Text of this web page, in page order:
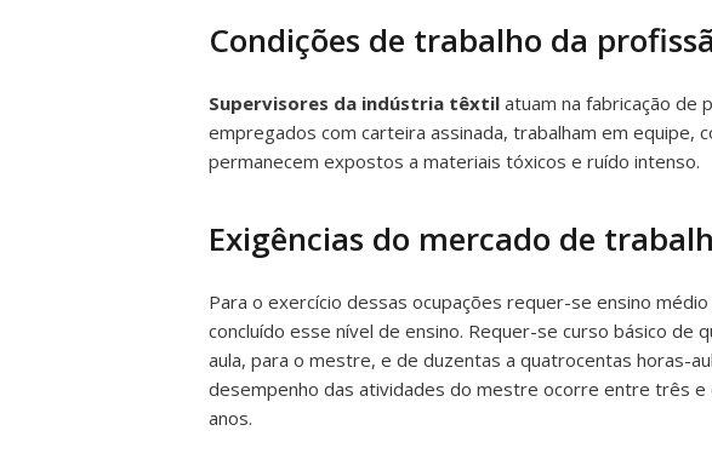
Condições de trabalho da
Supervisores da indústria têxtil atuam na fabricação de
empregados com carteira assinada, trabalham em equipe,
permanecem expostos a materiais tóxicos e ruído intenso.
Exigências do mercado de
Para o exercício dessas ocupações requer-se ensino
concluído esse nível de ensino. Requer-se curso básico de
aula, para o mestre, e de duzentas a quatrocentas horas-
desempenho das atividades do mestre ocorre entre três
anos.